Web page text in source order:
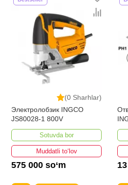
(0 Sharhlar)
Электролобзик INGCO
JS80028-1 800V
Sotuvda bor
Muddatli to‘lov
575 000 so‘m